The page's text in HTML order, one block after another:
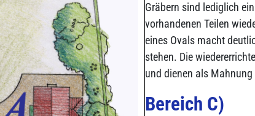
Gräbern sind lediglich
vorhandenen Teilen
eines Ovals macht
stehen. Die
und dienen als
Bereich C)